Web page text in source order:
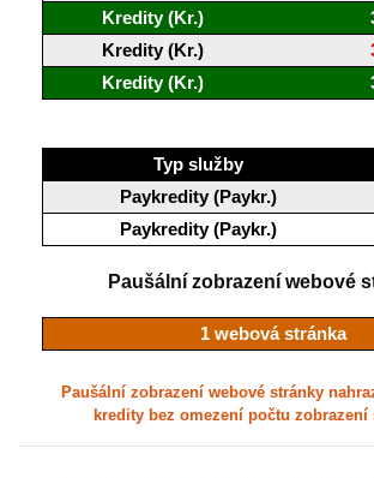
Kredity (Kr.)
Kredity (Kr.)
Kredity (Kr.)
Typ služby
Paykredity (Paykr.)
Paykredity (Paykr.)
Paušální zobrazení webové
1 webová stránka
Paušální zobrazení webové stránky
kredity bez omezení počtu zobrazení